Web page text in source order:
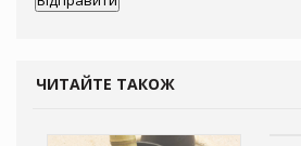
ЧИТАЙТЕ ТАКОЖ